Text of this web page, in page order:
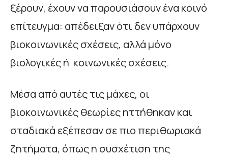
ξέρουν, έχουν να παρουσιάσουν ένα κοινό
επίτευγμα: απέδειξαν ότι δεν υπάρχουν
βιοκοινωνικές σχέσεις, αλλά μόνο
βιολογικές ή κοινωνικές σχέσεις.
Μέσα από αυτές τις μάχες, οι
βιοκοινωνικές θεωρίες ηττήθηκαν και
σταδιακά εξέπεσαν σε πιο περιθωριακά
ζητήματα, όπως η συσχέτιση της